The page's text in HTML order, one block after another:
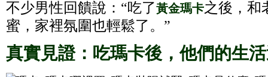
不少男性回饋說：“吃了黃金瑪卡之後，和
蜜，家裡氛圍也輕鬆了。”
真實見證：吃瑪卡後，他們的生